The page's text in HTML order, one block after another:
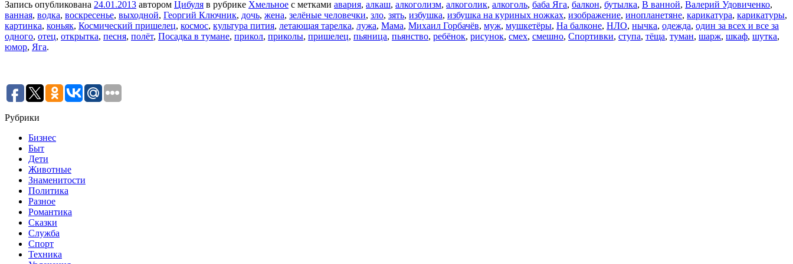
Запись опубликована 24.01.2013 автором Цибуля в рубрике Хмельное с метками авария, алкаш, алкоголизм, алкоголик, алкоголь, баба Яга, балкон, бутылка, В ванной, Валерий Удовиченко,
ванная, водка, воскресенье, выходной, Георгий Ключник, дочь, жена, зелёные человечки, зло, зять, избушка, избушка на куриных ножках, изображение, инопланетяне, карикатура, карикатуры,
картинка, коньяк, Космический пришелец, космос, культура пития, летающая тарелка, лужа, Мама, Михаил Горбачёв, муж, мушкетёры, На балконе, НЛО, нычка, одежда, один за всех и все за
одного, отец, открытка, песня, полёт, Посадка в тумане, прикол, приколы, пришелец, пьяница, пьянство, ребёнок, рисунок, смех, смешно, Спортивки, ступа, тёща, туман, шарж, шкаф, шутка,
юмор, Яга.
Рубрики
Бизнес
Быт
Дети
Животные
Знаменитости
Политика
Разное
Романтика
Сказки
Служба
Спорт
Техника